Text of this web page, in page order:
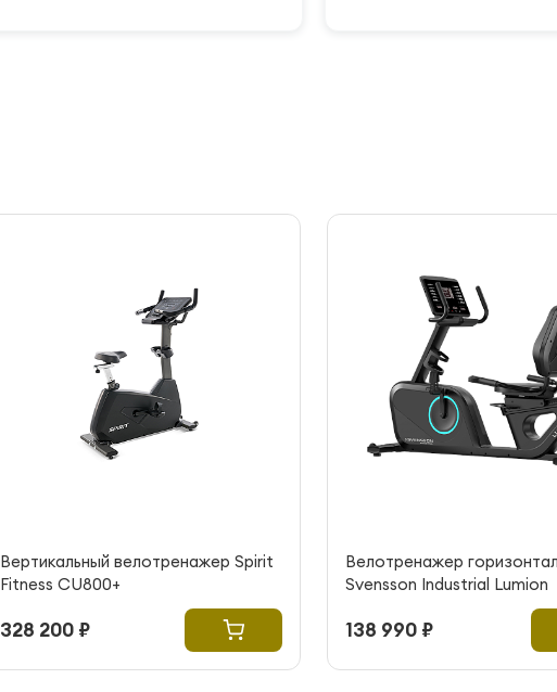
Вертикальный велотренажер Spirit
Fitness CU800+
328 200 ₽
Велотренажер
Svensson Industrial Lumion
138 990 ₽